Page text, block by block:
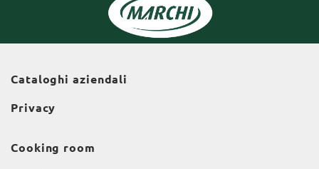
Cataloghi aziendali
Privacy
Cooking room